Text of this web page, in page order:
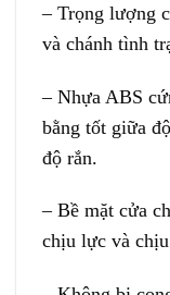
– Trọng lượng
và chánh tình
– Nhựa ABS
bằng tốt giữa
độ rắn.
– Bề mặt cửa
chịu lực và